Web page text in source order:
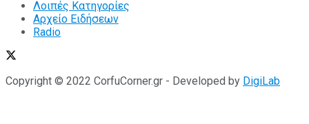
Λοιπές Κατηγορίες
Αρχείο Ειδήσεων
Radio
Copyright © 2022 CorfuCorner.gr - Developed by DigiLab